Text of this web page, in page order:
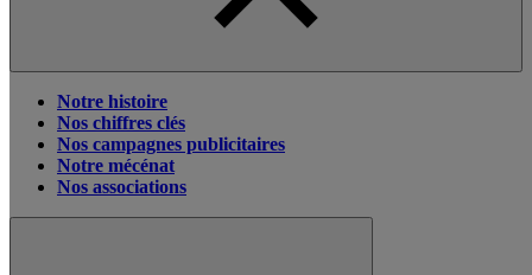
Notre histoire
Nos chiffres clés
Nos campagnes publicitaires
Notre mécénat
Nos associations